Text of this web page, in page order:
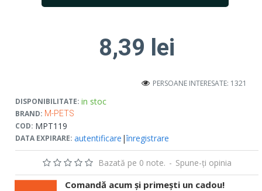
DISPONIBILITATE: in stoc
BRAND: M-PETS
COD: MPT119
DATA EXPIRARE: autentificare |înregistrare
PERSOANE INTERESATE: 1321
Bazată pe 0 note. - Spune-ţi opinia
8,39 lei
Comandă acum și primești un cadou!